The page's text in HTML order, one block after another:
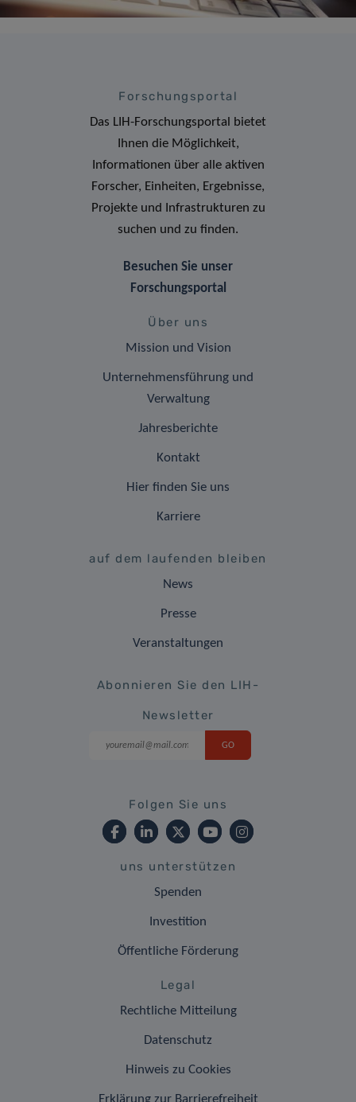
Forschungsportal
Das LIH-Forschungsportal bietet
Ihnen die Möglichkeit,
Informationen über alle aktiven
Forscher, Einheiten, Ergebnisse,
Projekte und Infrastrukturen zu
suchen und zu finden.
Besuchen Sie unser
Forschungsportal
Über uns
Mission und Vision
Unternehmensführung und
Verwaltung
Jahresberichte
Kontakt
Hier finden Sie uns
Karriere
auf dem laufenden bleiben
News
Presse
Veranstaltungen
Abonnieren Sie den LIH-
Newsletter
Folgen Sie uns
uns unterstützen
Spenden
Investition
Öffentliche Förderung
Legal
Rechtliche Mitteilung
Datenschutz
Hinweis zu Cookies
Erklärung zur Barrierefreiheit